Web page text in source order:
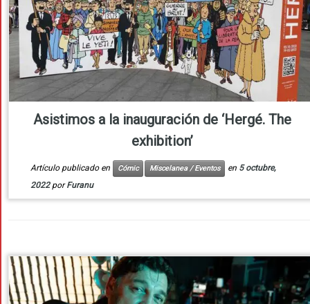
Asistimos a la inauguración de ‘Hergé. The
exhibition’
Artículo publicado en Cómic Miscelanea / Eventos en 5 octubre,
2022 porFuranu